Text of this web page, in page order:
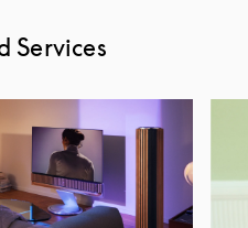
Services